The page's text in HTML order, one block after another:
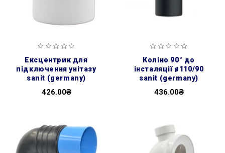
ексцентрик для
підключення унітазу
sanit (germany)
426.00₴
коліно 90° до
інсталяції ø110/90
sanit (germany)
436.00₴